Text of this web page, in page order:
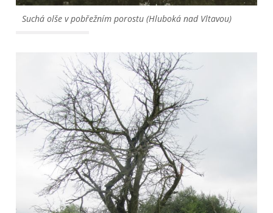
Suchá olše v pobřežním porostu (Hluboká nad Vltavou)